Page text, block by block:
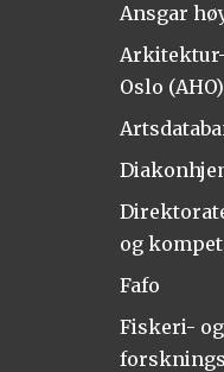
Ansgar
Oslo (AHO)
og
Fafo
Fiskeri-